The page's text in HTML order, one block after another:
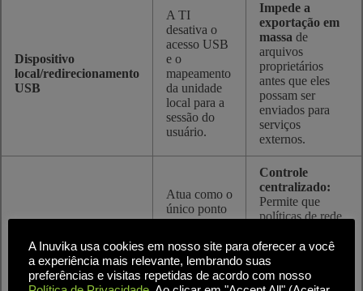
Dispositivo
local/redirecionamento
USB
A TI
desativa o
acesso USB
e o
mapeamento
da unidade
local para a
sessão do
usuário.
Impede a
exportação em
massa de
arquivos
proprietários
antes que eles
possam ser
enviados para
serviços
externos.
Gateway seguro para
empresas
Atua como o
único ponto
de
para a sessão
virtual,
substituindo
Controle
centralizado:
Permite que
políticas de rede
bloqueiem o
tráfego para
domínios
A Inuvika usa cookies em nosso site para oferecer a você
a experiência mais relevante, lembrando suas
preferências e visitas repetidas de acordo com nosso